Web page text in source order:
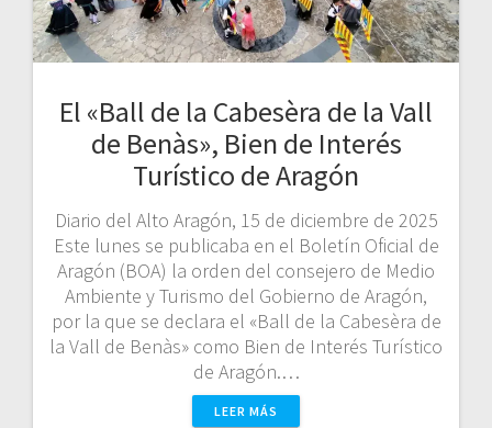
El «Ball de la Cabesèra de la Vall
de Benàs», Bien de Interés
Turístico de Aragón
Diario del Alto Aragón, 15 de diciembre de 2025
Este lunes se publicaba en el Boletín Oficial de
Aragón (BOA) la orden del consejero de Medio
Ambiente y Turismo del Gobierno de Aragón,
por la que se declara el «Ball de la Cabesèra de
la Vall de Benàs» como Bien de Interés Turístico
de Aragón.…
LEER MÁS